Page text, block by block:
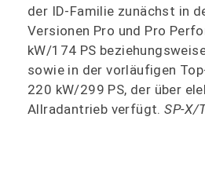
der ID-Familie zunächst in
Versionen Pro und Pro
kW/174 PS
sowie in der vorläufigen
220 kW/299 PS, der über
Allradantrieb verfügt.SP-X/